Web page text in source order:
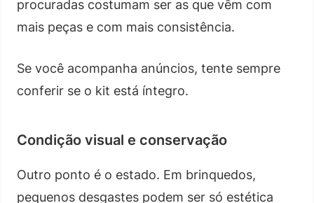
procuradas costumam ser as que vêm com
mais peças e com mais consistência.
Se você acompanha anúncios, tente sempre
conferir se o kit está íntegro.
Condição visual e conservação
Outro ponto é o estado. Em brinquedos,
pequenos desgastes podem ser só estética